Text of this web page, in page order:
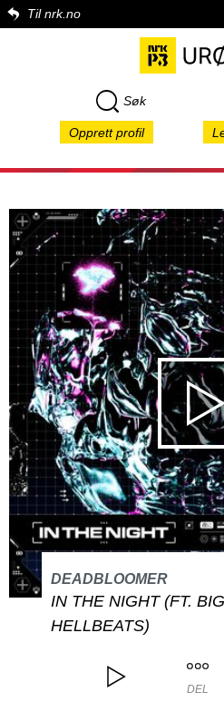
Til nrk.no
Søk
Opprett profil
DEADBLOOMER
IN THE NIGHT (FT.
HELLBEATS)
DEL